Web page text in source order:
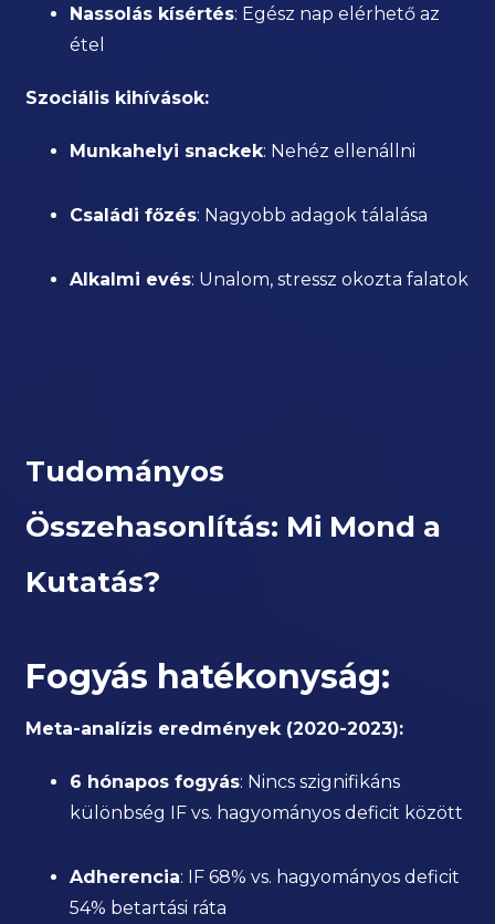
Nassolás kísértés: Egész nap elérhető az
étel
Szociális kihívások:
Munkahelyi snackek: Nehéz ellenállni
Családi főzés: Nagyobb adagok tálalása
Alkalmi evés: Unalom, stressz okozta falatok
Tudományos
Összehasonlítás: Mi Mond a
Kutatás?
Fogyás hatékonyság:
Meta-analízis eredmények (2020-2023):
6 hónapos fogyás: Nincs szignifikáns
különbség IF vs. hagyományos deficit között
Adherencia: IF 68% vs. hagyományos deficit
54% betartási ráta